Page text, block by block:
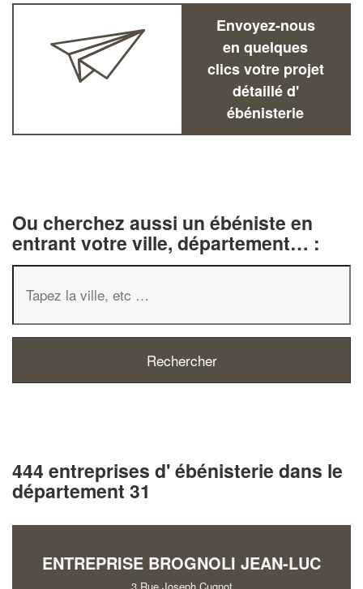
Envoyez-nous
en quelques
clics votre projet
détaillé d'
ébénisterie
Ou cherchez aussi un ébéniste en
entrant votre ville, département… :
444 entreprises d' ébénisterie dans le
département 31
ENTREPRISE BROGNOLI JEAN-LUC